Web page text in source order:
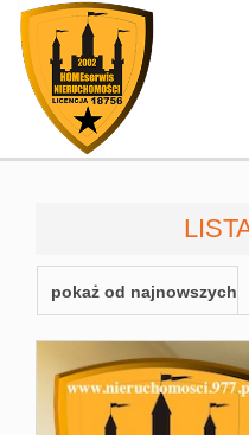
pokaż od najnowszych